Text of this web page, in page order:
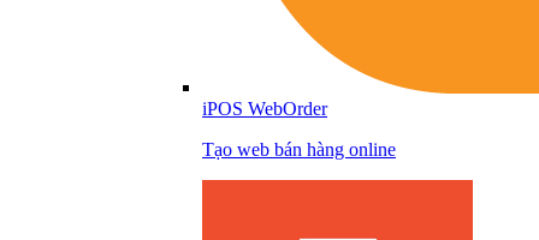
iPOS WebOrder
Tạo web bán hàng online